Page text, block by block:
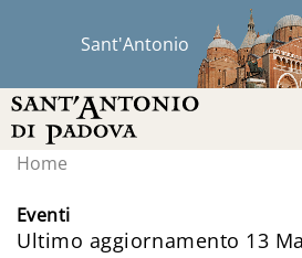
Sant'Antonio
Home
Eventi
Ultimo aggiornamento 13